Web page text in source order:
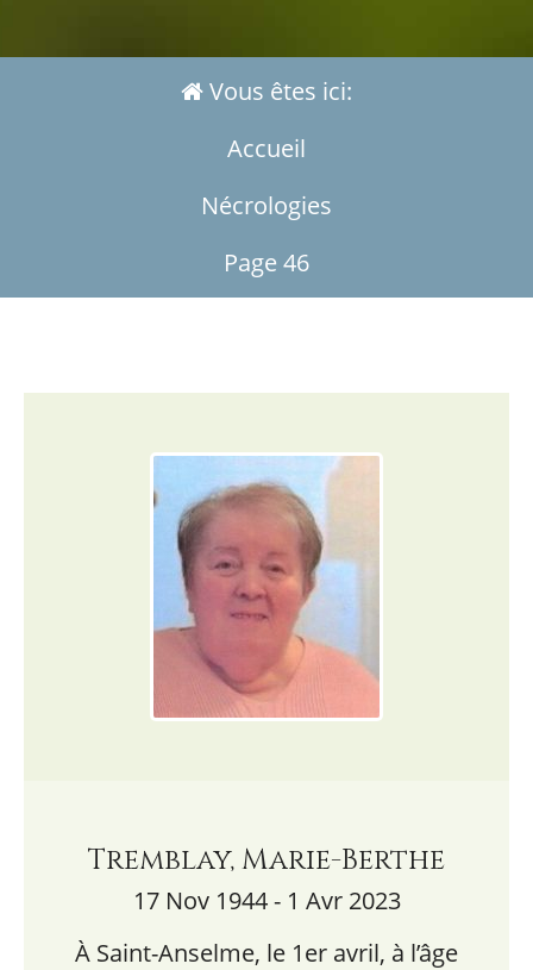
Vous êtes ici:
Accueil
Nécrologies
Page 46
Tremblay, Marie-Berthe
17 Nov 1944 - 1 Avr 2023
À Saint-Anselme, le 1er avril, à l’âge